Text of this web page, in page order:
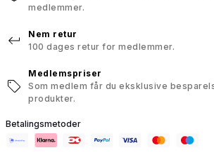
medlemmer.
Nem retur
100 dages retur for medlemmer.
Medlemspriser
Som medlem får du eksklusive
produkter.
Betalingsmetoder